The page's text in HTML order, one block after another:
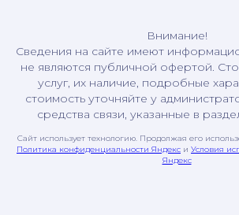
Внимание!
Сведения на сайте имеют
не являются публичной офертой.
услуг, их наличие, подробные
стоимость уточняйте у
средства связи, указанные в
Сайт использует технологию. Продолжая его
Политика конфиденциальности Яндекс и Условия
Яндекс